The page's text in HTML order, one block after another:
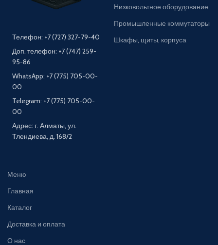
Телефон: +7 (727) 327-79-40
Доп. телефон: +7 (747) 259-
95-86
WhatsApp: +7 (775) 705-00-
00
Telegram: +7 (775) 705-00-
00
Адрес: г. Алматы, ул.
Тлендиева, д. 168/2
Низковольтное оборудование
Промышленные коммутаторы
Шкафы, щиты, корпуса
Меню
Главная
Каталог
Доставка и оплата
О нас